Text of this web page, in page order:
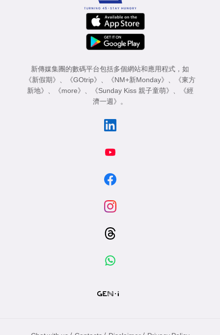
新傳媒集團的數碼平台包括多個網站和應用程式，如
《新假期》
《GOtrip》 《NM+新Monday》
《東方
新地》
《more》 《Sunday Kiss 親子童萌》
《經
濟一週》
。